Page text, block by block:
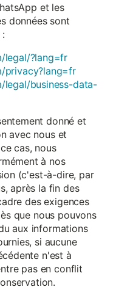
et les
données sont
legal/?lang=fr
privacy?lang=fr
legal/business-data-
donné et
avec nous et
cas, nous
à nos
(c'est-à-dire, par
après la fin des
des exigences
que nous pouvons
aux informations
si aucune
n'est à
pas en conflit